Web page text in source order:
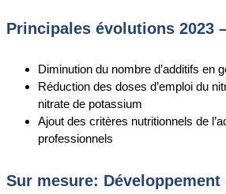
Principales évolutions 2023
Diminution du nombre d’additifs en
Réduction des doses d’emploi du
nitrate de potassium
Ajout des critères nutritionnels de
professionnels
Sur mesure: